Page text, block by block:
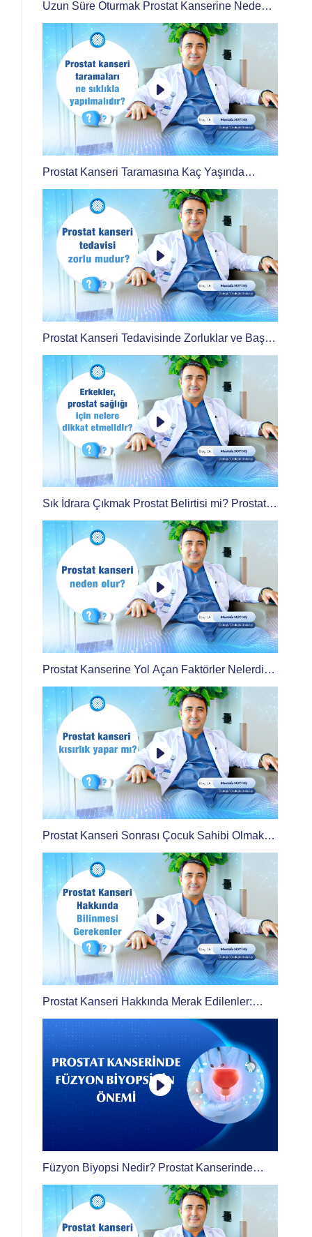
Uzun Süre Oturmak Prostat Kanserine Neden
Olur mu?
Prostat Kanseri Taramasına Kaç Yaşında
Başlanmalı? Ne Sıklıkla Tekrarlanmalı?
Prostat Kanseri Tedavisinde Zorluklar ve Başarı
Oranları
Sık İdrara Çıkmak Prostat Belirtisi mi? Prostat
Kanseri Nasıl Erken Fark Edilir?
Prostat Kanserine Yol Açan Faktörler Nelerdir?
Kimler Risk Altındadır?
Prostat Kanseri Sonrası Çocuk Sahibi Olmak
Mümkün mü?
Prostat Kanseri Hakkında Merak Edilenler:
Belirtileri, Risk Faktörleri, Tedavisi
Füzyon Biyopsi Nedir? Prostat Kanserinde
Akıllı Tanı Yöntemi